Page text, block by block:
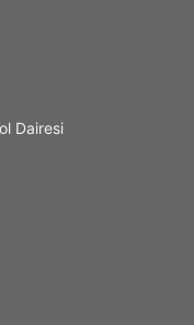
Dairesi